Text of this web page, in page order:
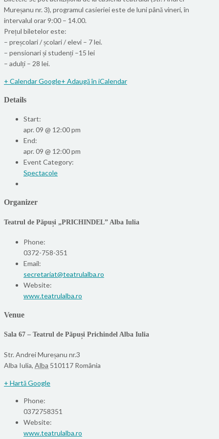
Mureșanu nr. 3), programul casieriei este de luni până vineri, în
intervalul orar 9:00 – 14.00.
Prețul biletelor este:
– preșcolari / școlari / elevi – 7 lei.
– pensionari și studenți –15 lei
– adulți – 28 lei.
+ Calendar Google+ Adaugă în iCalendar
Details
Start:
apr. 09 @ 12:00 pm
End:
apr. 09 @ 12:00 pm
Event Category:
Spectacole
Organizer
Teatrul de Păpuși „PRICHINDEL” Alba Iulia
Phone:
0372-758-351
Email:
secretariat@teatrulalba.ro
Website:
www.teatrulalba.ro
Venue
Sala 67 – Teatrul de Păpuși Prichindel Alba Iulia
Str. Andrei Mureșanu nr.3
Alba Iulia, Alba 510117 România
+ Hartă Google
Phone:
0372758351
Website:
www.teatrulalba.ro